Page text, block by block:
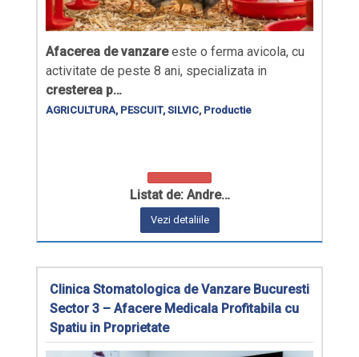
Afacerea de vanzareeste o ferma avicola, cu
activitate de peste 8 ani, specializata in
cresterea p…
AGRICULTURA, PESCUIT, SILVIC, Productie
Listat de: Andre…
Vezi detaliile
Clinica Stomatologica de Vanzare Bucuresti
Sector 3 – Afacere Medicala Profitabila cu
Spatiu in Proprietate